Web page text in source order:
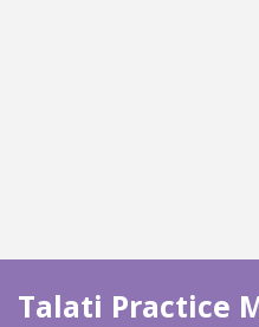
Talati Practice